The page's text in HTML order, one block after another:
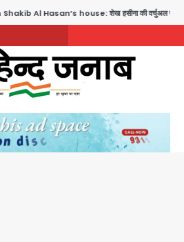
प्रेस कॉन्फ्रेंस में जुड़ने पर भड़का गुस्सा, शाकिब अल